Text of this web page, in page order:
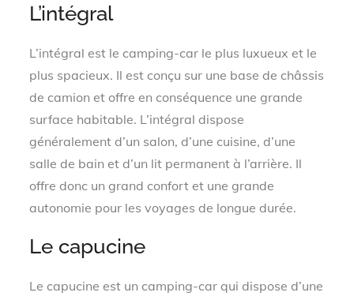
L’intégral
L’intégral est le camping-car le plus luxueux et le
plus spacieux. Il est conçu sur une base de châssis
de camion et offre en conséquence une grande
surface habitable. L’intégral dispose
généralement d’un salon, d’une cuisine, d’une
salle de bain et d’un lit permanent à l’arrière. Il
offre donc un grand confort et une grande
autonomie pour les voyages de longue durée.
Le capucine
Le capucine est un camping-car qui dispose d’une